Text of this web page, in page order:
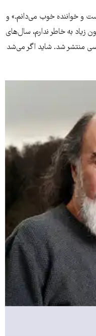
و خواننده خوب می‌دانم.» و
زیاد به خاطر ندارم، سال‌های
منتشر شد. شاید اگر می‌شد